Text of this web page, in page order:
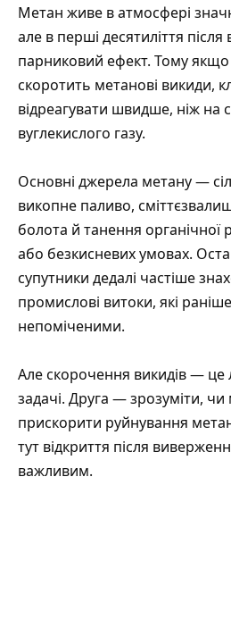
Метан живе в атмосфері
але в перші десятиліття
парниковий ефект. Тому
скоротить метанові викиди,
відреагувати швидше, ніж
вуглекислого газу.
Основні джерела метану —
викопне паливо,
болота й танення органічної
або безкисневих умовах.
супутники дедалі частіше
промислові витоки, які
непоміченими.
Але скорочення викидів —
задачі. Друга — зрозуміти,
прискорити руйнування
тут відкриття після
важливим.